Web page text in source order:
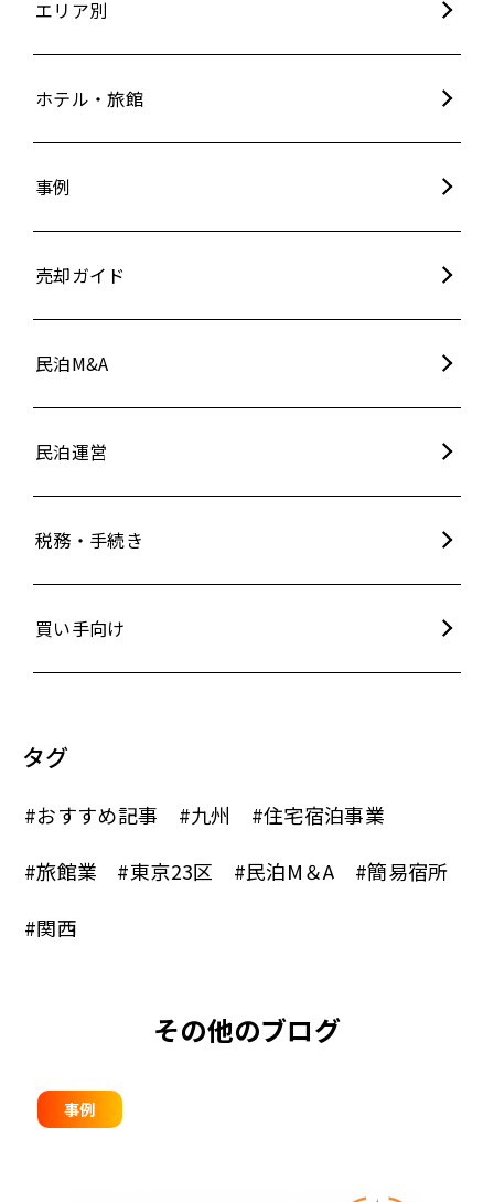
エリア別
ホテル・旅館
事例
売却ガイド
民泊M&A
民泊運営
税務・手続き
買い手向け
タグ
#おすすめ記事 #九州
#住宅宿泊事業
#旅館業
#東京23区 #民泊M＆A
#簡易宿所
#関西
その他のブログ
事例